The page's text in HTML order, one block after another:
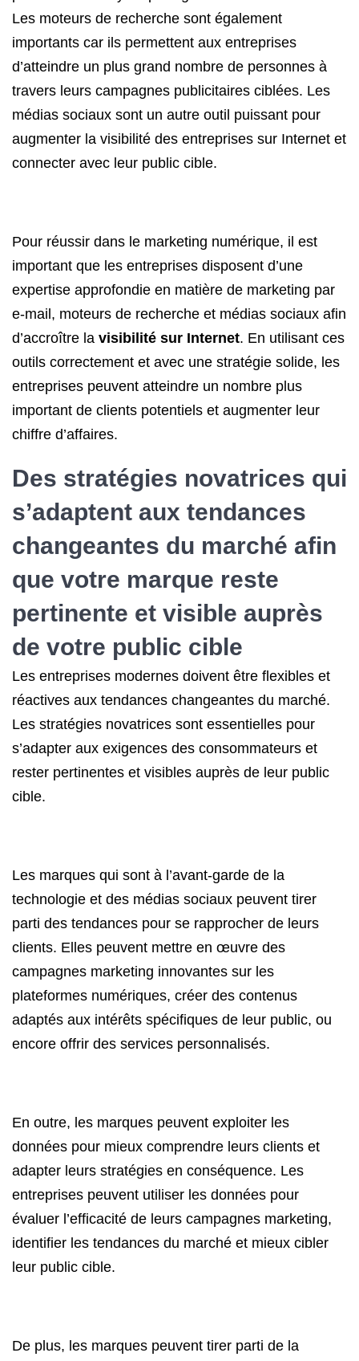
Les moteurs de recherche sont également
importants car ils permettent aux entreprises
d’atteindre un plus grand nombre de personnes à
travers leurs campagnes publicitaires ciblées. Les
médias sociaux sont un autre outil puissant pour
augmenter la visibilité des entreprises sur Internet et
connecter avec leur public cible.
Pour réussir dans le marketing numérique, il est
important que les entreprises disposent d’une
expertise approfondie en matière de marketing par
e-mail, moteurs de recherche et médias sociaux afin
d’accroître la visibilité sur Internet. En utilisant ces
outils correctement et avec une stratégie solide, les
entreprises peuvent atteindre un nombre plus
important de clients potentiels et augmenter leur
chiffre d’affaires.
Des stratégies novatrices qui
s’adaptent aux tendances
changeantes du marché afin
que votre marque reste
pertinente et visible auprès
de votre public cible
Les entreprises modernes doivent être flexibles et
réactives aux tendances changeantes du marché.
Les stratégies novatrices sont essentielles pour
s’adapter aux exigences des consommateurs et
rester pertinentes et visibles auprès de leur public
cible.
Les marques qui sont à l’avant-garde de la
technologie et des médias sociaux peuvent tirer
parti des tendances pour se rapprocher de leurs
clients. Elles peuvent mettre en œuvre des
campagnes marketing innovantes sur les
plateformes numériques, créer des contenus
adaptés aux intérêts spécifiques de leur public, ou
encore offrir des services personnalisés.
En outre, les marques peuvent exploiter les
données pour mieux comprendre leurs clients et
adapter leurs stratégies en conséquence. Les
entreprises peuvent utiliser les données pour
évaluer l’efficacité de leurs campagnes marketing,
identifier les tendances du marché et mieux cibler
leur public cible.
De plus, les marques peuvent tirer parti de la